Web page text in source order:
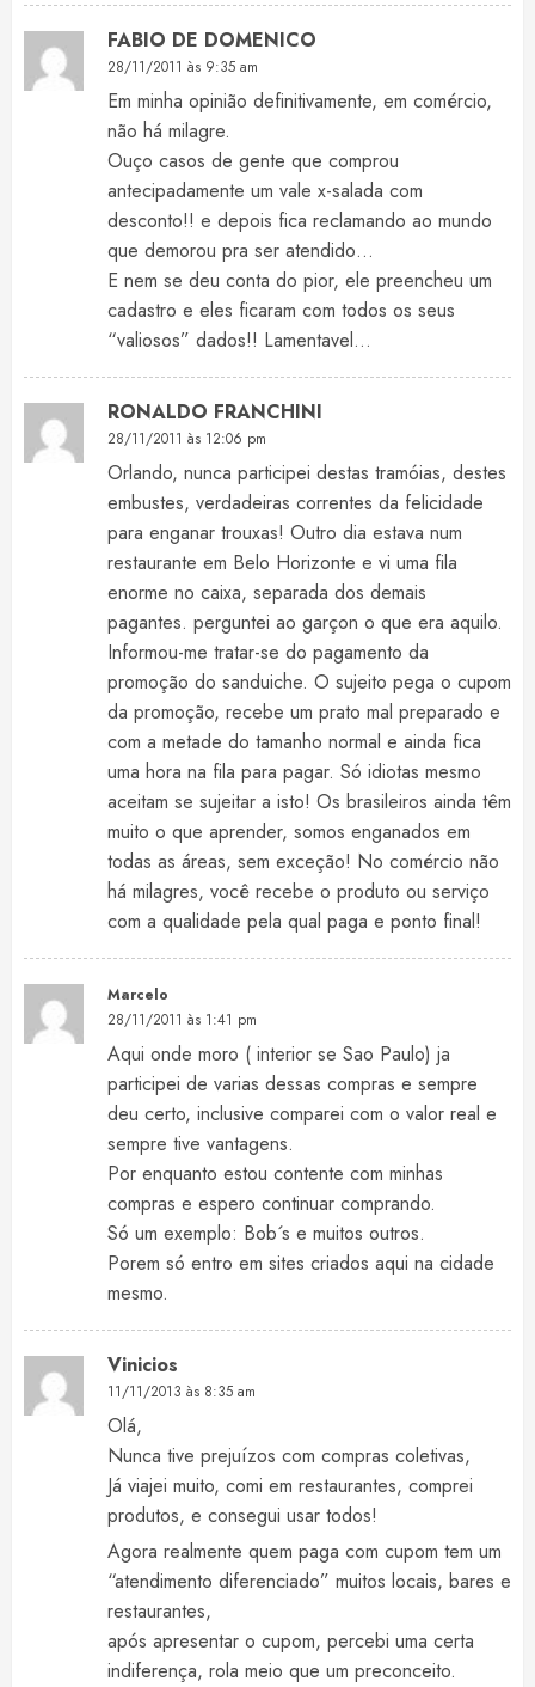
FABIO DE DOMENICO
28/11/2011 às 9:35 am
Em minha opinião definitivamente, em comércio,
não há milagre.
Ouço casos de gente que comprou
antecipadamente um vale x-salada com
desconto!! e depois fica reclamando ao mundo
que demorou pra ser atendido…
E nem se deu conta do pior, ele preencheu um
cadastro e eles ficaram com todos os seus
“valiosos” dados!! Lamentavel…
RONALDO FRANCHINI
28/11/2011 às 12:06 pm
Orlando, nunca participei destas tramóias, destes
embustes, verdadeiras correntes da felicidade
para enganar trouxas! Outro dia estava num
restaurante em Belo Horizonte e vi uma fila
enorme no caixa, separada dos demais
pagantes. perguntei ao garçon o que era aquilo.
Informou-me tratar-se do pagamento da
promoção do sanduiche. O sujeito pega o cupom
da promoção, recebe um prato mal preparado e
com a metade do tamanho normal e ainda fica
uma hora na fila para pagar. Só idiotas mesmo
aceitam se sujeitar a isto! Os brasileiros ainda têm
muito o que aprender, somos enganados em
todas as áreas, sem exceção! No comércio não
há milagres, você recebe o produto ou serviço
com a qualidade pela qual paga e ponto final!
Marcelo
28/11/2011 às 1:41 pm
Aqui onde moro ( interior se Sao Paulo) ja
participei de varias dessas compras e sempre
deu certo, inclusive comparei com o valor real e
sempre tive vantagens.
Por enquanto estou contente com minhas
compras e espero continuar comprando.
Só um exemplo: Bob´s e muitos outros.
Porem só entro em sites criados aqui na cidade
mesmo.
Vinicios
11/11/2013 às 8:35 am
Olá,
Nunca tive prejuízos com compras coletivas,
Já viajei muito, comi em restaurantes, comprei
produtos, e consegui usar todos!
Agora realmente quem paga com cupom tem um
“atendimento diferenciado” muitos locais, bares e
restaurantes,
após apresentar o cupom, percebi uma certa
indiferença, rola meio que um preconceito.